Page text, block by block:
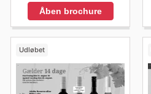
Åben brochure
Udløbet